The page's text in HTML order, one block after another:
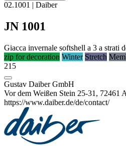
02.1001 | Daiber
JN 1001
Giacca invernale softshell a 3 a strati
zip for decoration Winter Stretch
215
Gustav Daiber GmbH
Vor dem Weißen Stein 25-31, 72461
https://www.daiber.de/de/contact/